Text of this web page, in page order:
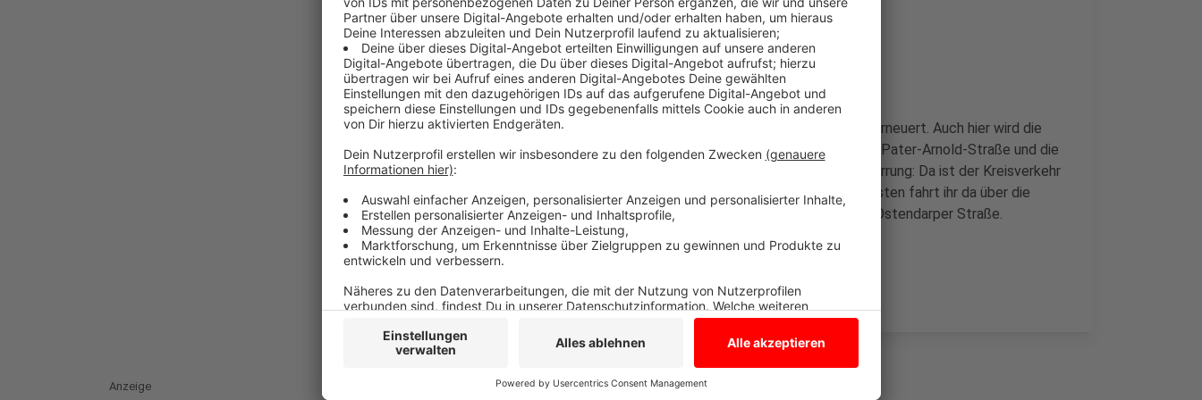
Umleitungen sind ausgeschildert
Anzeige
In Borken-Burlo wird ab heute (31.07.23) die Höhe Reckershardt erneuert. Auch hier wird die
Straße vollgesperrt, Autos werden über die Gutenbergstraße, die Pater-Arnold-Straße und die
Borkener Straße umgeleitet. In Vreden gibt es ebenfalls eine Sperrung: Da ist der Kreisverkehr
an der Wüllener Straße gesperrt, wegen Leitungsarbeiten. Am besten fahrt ihr da über die
Ottensteiner Straße, wenn ihr von der B70 kommt, oder über die Ostendarper Straße.
Anzeige
Anzeige